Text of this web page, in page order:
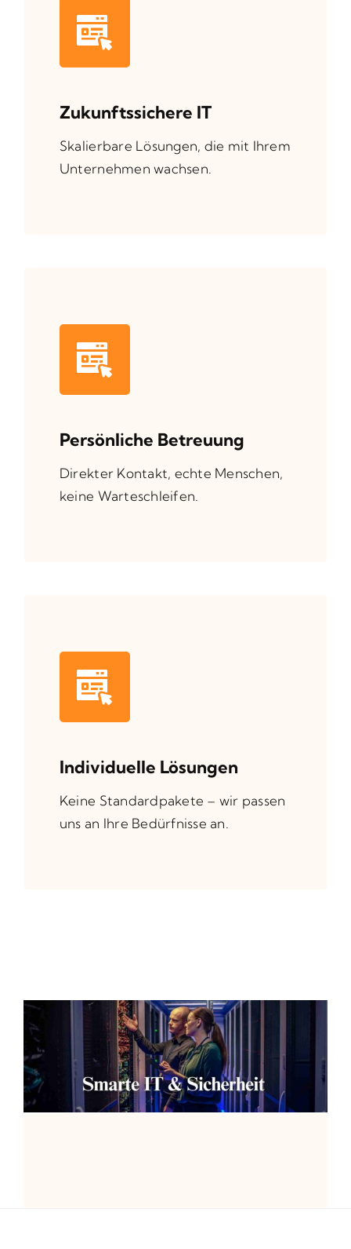
Zukunftssichere IT
Skalierbare Lösungen, die mit Ihrem
Unternehmen wachsen.
Persönliche Betreuung
Direkter Kontakt, echte Menschen,
keine Warteschleifen.
Individuelle Lösungen
Keine Standardpakete – wir passen
uns an Ihre Bedürfnisse an.